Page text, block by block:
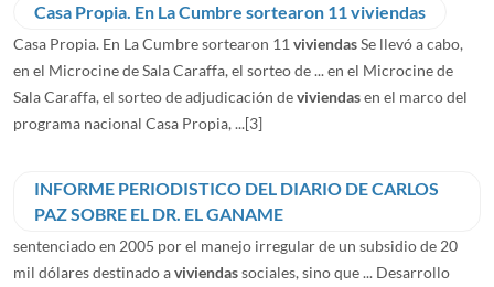
Casa Propia. En La Cumbre sortearon 11 viviendas
Casa Propia. En La Cumbre sortearon 11 viviendasSe llevó a cabo,
en el Microcine de Sala Caraffa, el sorteo de ... en el Microcine de
Sala Caraffa, el sorteo de adjudicación deviviendasen el marco del
programa nacional Casa Propia, ...[3]
INFORME PERIODISTICO DEL DIARIO DE CARLOS
PAZ SOBRE EL DR. EL GANAME
sentenciado en 2005 por el manejo irregular de un subsidio de 20
mil dólares destinado aviviendassociales, sino que ... Desarrollo